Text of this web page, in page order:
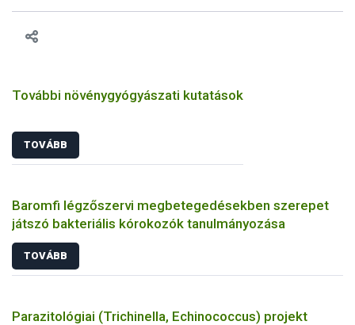
vonni az ebek viselkedésének megítélésében jártas szakértőt.
További növénygyógyászati kutatások
TOVÁBB
Baromfi légzőszervi megbetegedésekben szerepet
játszó bakteriális kórokozók tanulmányozása
TOVÁBB
Parazitológiai (Trichinella, Echinococcus) projekt